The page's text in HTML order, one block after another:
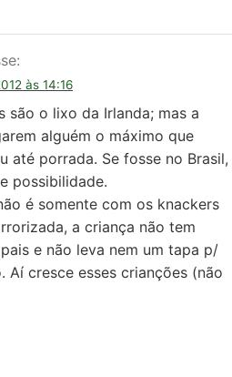
às 14:16
são o lixo da Irlanda; mas a
alguém o máximo que
até porrada. Se fosse no Brasil,
possibilidade.
é somente com os knackers
a criança não tem
e não leva nem um tapa p/
cresce esses crianções (não